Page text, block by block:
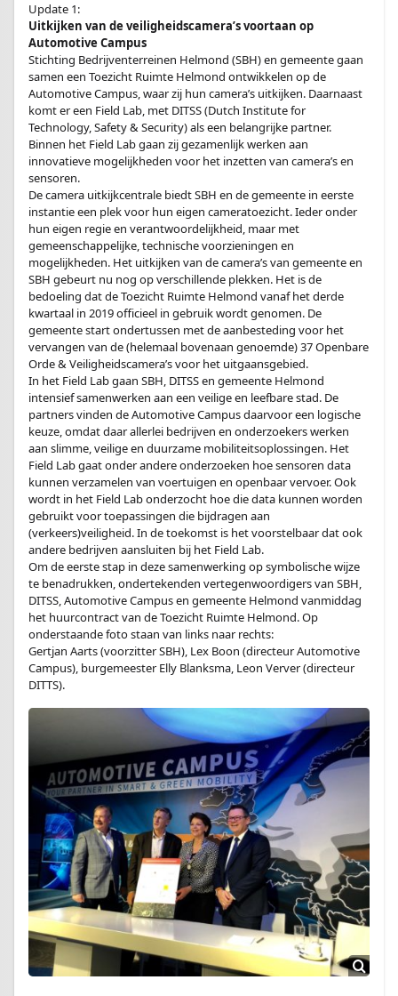
Update 1:
Uitkijken van de veiligheidscamera’s voortaan op
Automotive Campus
Stichting Bedrijventerreinen Helmond (SBH) en gemeente gaan
samen een Toezicht Ruimte Helmond ontwikkelen op de
Automotive Campus, waar zij hun camera’s uitkijken. Daarnaast
komt er een Field Lab, met DITSS (Dutch Institute for
Technology, Safety & Security) als een belangrijke partner.
Binnen het Field Lab gaan zij gezamenlijk werken aan
innovatieve mogelijkheden voor het inzetten van camera’s en
sensoren.
De camera uitkijkcentrale biedt SBH en de gemeente in eerste
instantie een plek voor hun eigen cameratoezicht. Ieder onder
hun eigen regie en verantwoordelijkheid, maar met
gemeenschappelijke, technische voorzieningen en
mogelijkheden. Het uitkijken van de camera’s van gemeente en
SBH gebeurt nu nog op verschillende plekken. Het is de
bedoeling dat de Toezicht Ruimte Helmond vanaf het derde
kwartaal in 2019 officieel in gebruik wordt genomen. De
gemeente start ondertussen met de aanbesteding voor het
vervangen van de (helemaal bovenaan genoemde) 37 Openbare
Orde & Veiligheidscamera’s voor het uitgaansgebied.
In het Field Lab gaan SBH, DITSS en gemeente Helmond
intensief samenwerken aan een veilige en leefbare stad. De
partners vinden de Automotive Campus daarvoor een logische
keuze, omdat daar allerlei bedrijven en onderzoekers werken
aan slimme, veilige en duurzame mobiliteitsoplossingen. Het
Field Lab gaat onder andere onderzoeken hoe sensoren data
kunnen verzamelen van voertuigen en openbaar vervoer. Ook
wordt in het Field Lab onderzocht hoe die data kunnen worden
gebruikt voor toepassingen die bijdragen aan
(verkeers)veiligheid. In de toekomst is het voorstelbaar dat ook
andere bedrijven aansluiten bij het Field Lab.
Om de eerste stap in deze samenwerking op symbolische wijze
te benadrukken, ondertekenden vertegenwoordigers van SBH,
DITSS, Automotive Campus en gemeente Helmond vanmiddag
het huurcontract van de Toezicht Ruimte Helmond. Op
onderstaande foto staan van links naar rechts:
Gertjan Aarts (voorzitter SBH), Lex Boon (directeur Automotive
Campus), burgemeester Elly Blanksma, Leon Verver (directeur
DITTS).